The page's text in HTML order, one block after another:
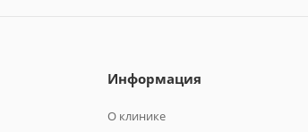
Информация
О клинике